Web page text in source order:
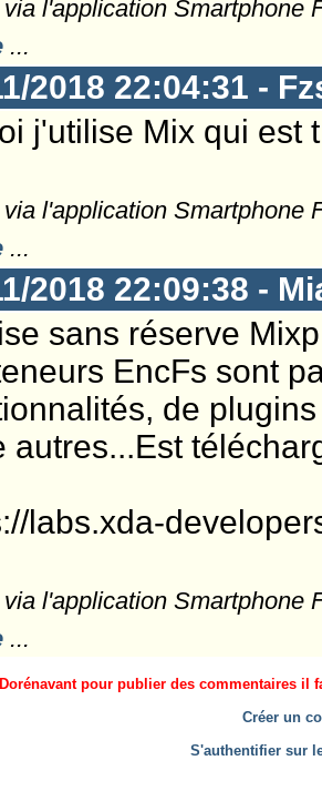
l'application Smartphone
...
2018 22:04:31 -
j'utilise Mix qui est
l'application Smartphone
...
2018 22:09:38 -
sans réserve
EncFs sont
de
autres...Est
labs.xda-
l'application Smartphone
...
Dorénavant pour publier des commentaires il
Créer un
S'authentifier sur